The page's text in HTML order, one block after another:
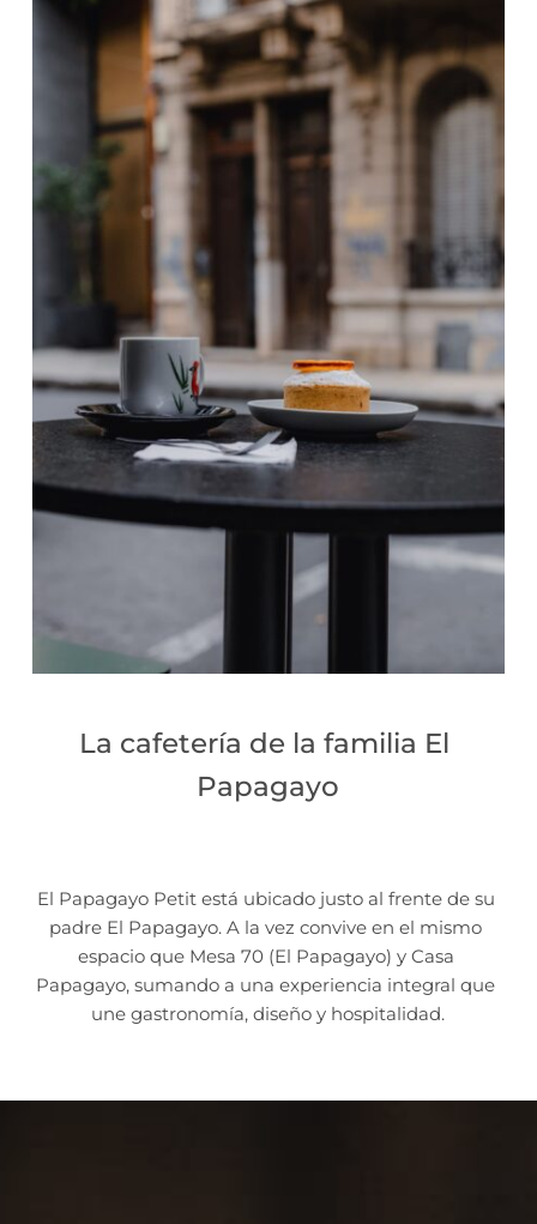
La cafetería de la familia El
Papagayo
El Papagayo Petit está ubicado justo al frente de su
padre El Papagayo. A la vez convive en el mismo
espacio que Mesa 70 (El Papagayo) y Casa
Papagayo, sumando a una experiencia integral que
une gastronomía, diseño y hospitalidad.